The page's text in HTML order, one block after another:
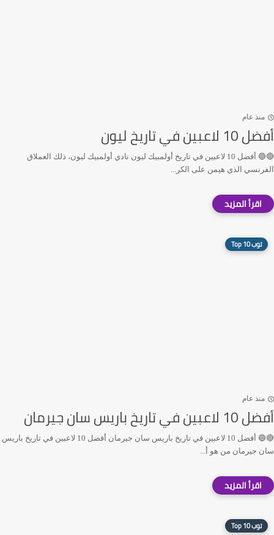
منذ عام
أفضل 10 لاعبين في تاريخ ليون
🔴🔵 أفضل 10 لاعبين في تاريخ أولمبيك ليون نادي أولمبيك ليون، ذلك العملاق
الفرنسي الذي هيمن على الكر...
توب 10 Top
منذ عام
أفضل 10 لاعبين في تاريخ باريس سان جيرمان
🔴🔵 أفضل 10 لاعبين في تاريخ باريس سان جيرمان أفضل 10 لاعبين في تاريخ باريس
سان جيرمان من هو أ...
توب 10 Top